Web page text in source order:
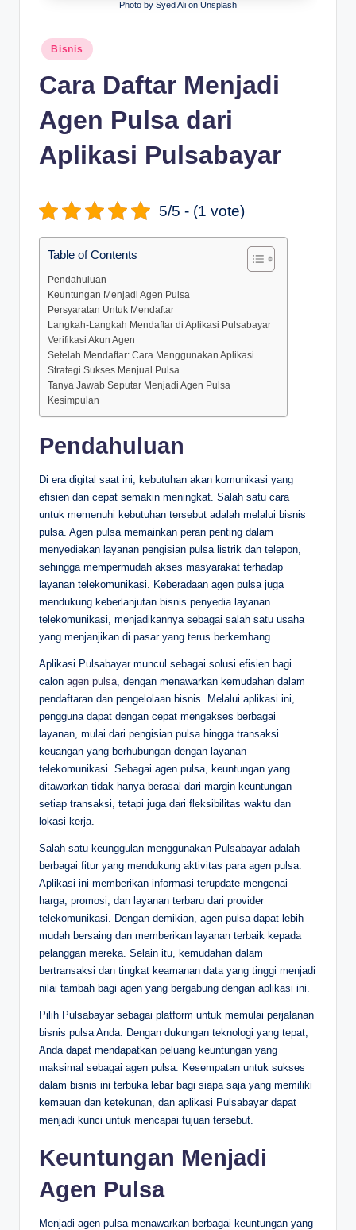
Photo by Syed Ali on Unsplash
Posted
in
Bisnis
Cara Daftar Menjadi
Agen Pulsa dari
Aplikasi Pulsabayar
5/5 - (1 vote)
Table of Contents
Pendahuluan
Keuntungan Menjadi Agen Pulsa
Persyaratan Untuk Mendaftar
Langkah-Langkah Mendaftar di Aplikasi Pulsabayar
Verifikasi Akun Agen
Setelah Mendaftar: Cara Menggunakan Aplikasi
Strategi Sukses Menjual Pulsa
Tanya Jawab Seputar Menjadi Agen Pulsa
Kesimpulan
Pendahuluan
Di era digital saat ini, kebutuhan akan komunikasi yang
efisien dan cepat semakin meningkat. Salah satu cara
untuk memenuhi kebutuhan tersebut adalah melalui bisnis
pulsa. Agen pulsa memainkan peran penting dalam
menyediakan layanan pengisian pulsa listrik dan telepon,
sehingga mempermudah akses masyarakat terhadap
layanan telekomunikasi. Keberadaan agen pulsa juga
mendukung keberlanjutan bisnis penyedia layanan
telekomunikasi, menjadikannya sebagai salah satu usaha
yang menjanjikan di pasar yang terus berkembang.
Aplikasi Pulsabayar muncul sebagai solusi efisien bagi
calon agen pulsa , dengan menawarkan kemudahan dalam
pendaftaran dan pengelolaan bisnis. Melalui aplikasi ini,
pengguna dapat dengan cepat mengakses berbagai
layanan, mulai dari pengisian pulsa hingga transaksi
keuangan yang berhubungan dengan layanan
telekomunikasi. Sebagai agen pulsa, keuntungan yang
ditawarkan tidak hanya berasal dari margin keuntungan
setiap transaksi, tetapi juga dari fleksibilitas waktu dan
lokasi kerja.
Salah satu keunggulan menggunakan Pulsabayar adalah
berbagai fitur yang mendukung aktivitas para agen pulsa.
Aplikasi ini memberikan informasi terupdate mengenai
harga, promosi, dan layanan terbaru dari provider
telekomunikasi. Dengan demikian, agen pulsa dapat lebih
mudah bersaing dan memberikan layanan terbaik kepada
pelanggan mereka. Selain itu, kemudahan dalam
bertransaksi dan tingkat keamanan data yang tinggi menjadi
nilai tambah bagi agen yang bergabung dengan aplikasi ini.
Pilih Pulsabayar sebagai platform untuk memulai perjalanan
bisnis pulsa Anda. Dengan dukungan teknologi yang tepat,
Anda dapat mendapatkan peluang keuntungan yang
maksimal sebagai agen pulsa. Kesempatan untuk sukses
dalam bisnis ini terbuka lebar bagi siapa saja yang memiliki
kemauan dan ketekunan, dan aplikasi Pulsabayar dapat
menjadi kunci untuk mencapai tujuan tersebut.
Keuntungan Menjadi
Agen Pulsa
Menjadi agen pulsa menawarkan berbagai keuntungan yang